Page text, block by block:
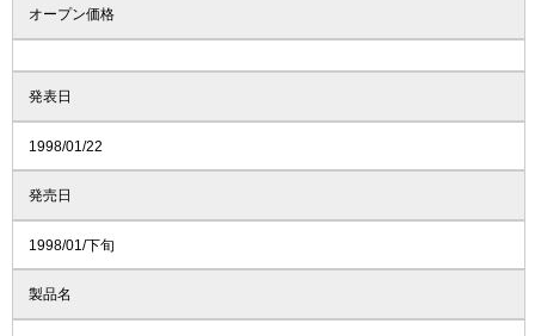
オープン価格
発表日
1998/01/22
発売日
1998/01/下旬
製品名